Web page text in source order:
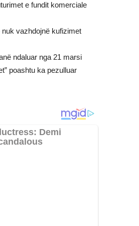
e fundit komerciale
vazhdojnë kufizimet
ndaluar nga 21 marsi
poashtu ka pezulluar